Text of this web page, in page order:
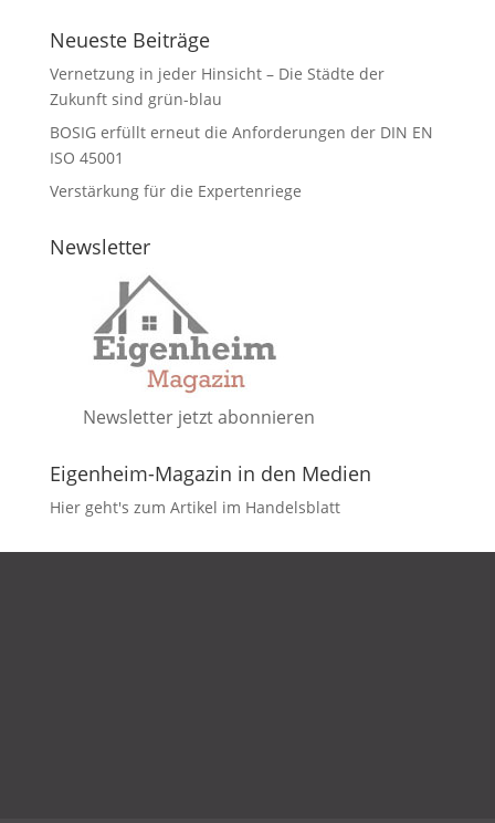
Neueste Beiträge
Vernetzung in jeder Hinsicht – Die Städte der
Zukunft sind grün-blau
BOSIG erfüllt erneut die Anforderungen der DIN EN
ISO 45001
Verstärkung für die Expertenriege
Newsletter
Newsletter jetzt abonnieren
Eigenheim-Magazin in den Medien
Hier geht's zum Artikel im Handelsblatt
DATENSCHUTZ